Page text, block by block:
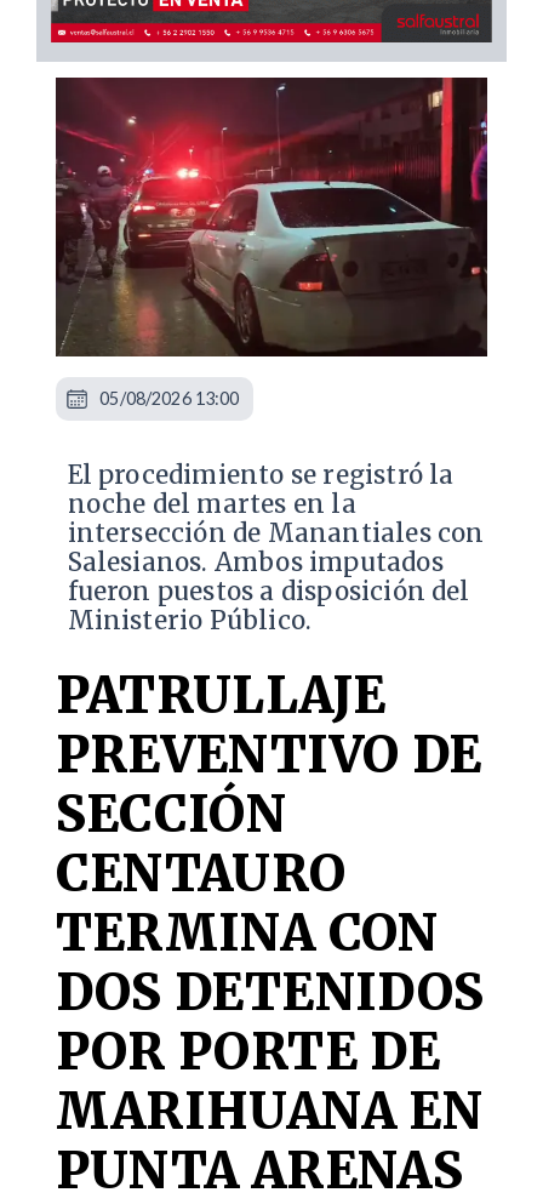
​El procedimiento se registró la
noche del martes en la
intersección de Manantiales con
Salesianos. Ambos imputados
fueron puestos a disposición del
Ministerio Público.
PATRULLAJE
PREVENTIVO DE
SECCIÓN
CENTAURO
TERMINA CON
DOS DETENIDOS
POR PORTE DE
MARIHUANA EN
PUNTA ARENAS
05/08/2026 13:00